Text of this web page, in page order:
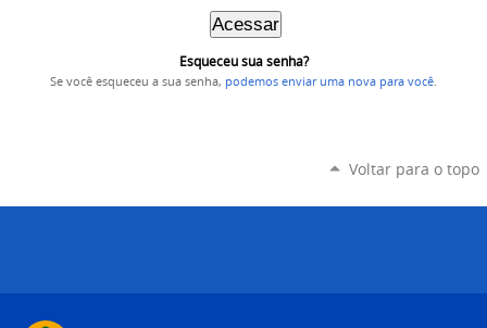
Esqueceu sua senha?
Se você esqueceu a sua senha, podemos enviar uma nova para você
Voltar para o topo